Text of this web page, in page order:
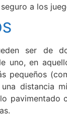
a los
ser de
uno, en
pequeños
distancia
pavimentado